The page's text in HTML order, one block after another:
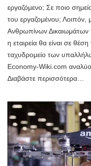
εργαζόμενο; Σε ποιο
του εργαζομένου; Λοιπόν,
Ανθρωπίνων Δικαιωμάτων
η εταιρεία θα είναι σε
ταχυδρομείο των
Economy-Wiki.com
Διαβάστε περισσότερα…